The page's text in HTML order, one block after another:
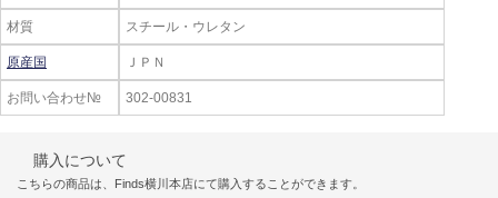
材質 スチール・ウレタン
原産国 ＪＰＮ
お問い合わせ№ 302-00831
購入について
こちらの商品は、Finds横川本店にて購入することができます。